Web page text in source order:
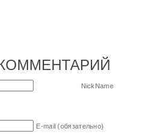
NickName
E-mail (обязательно)